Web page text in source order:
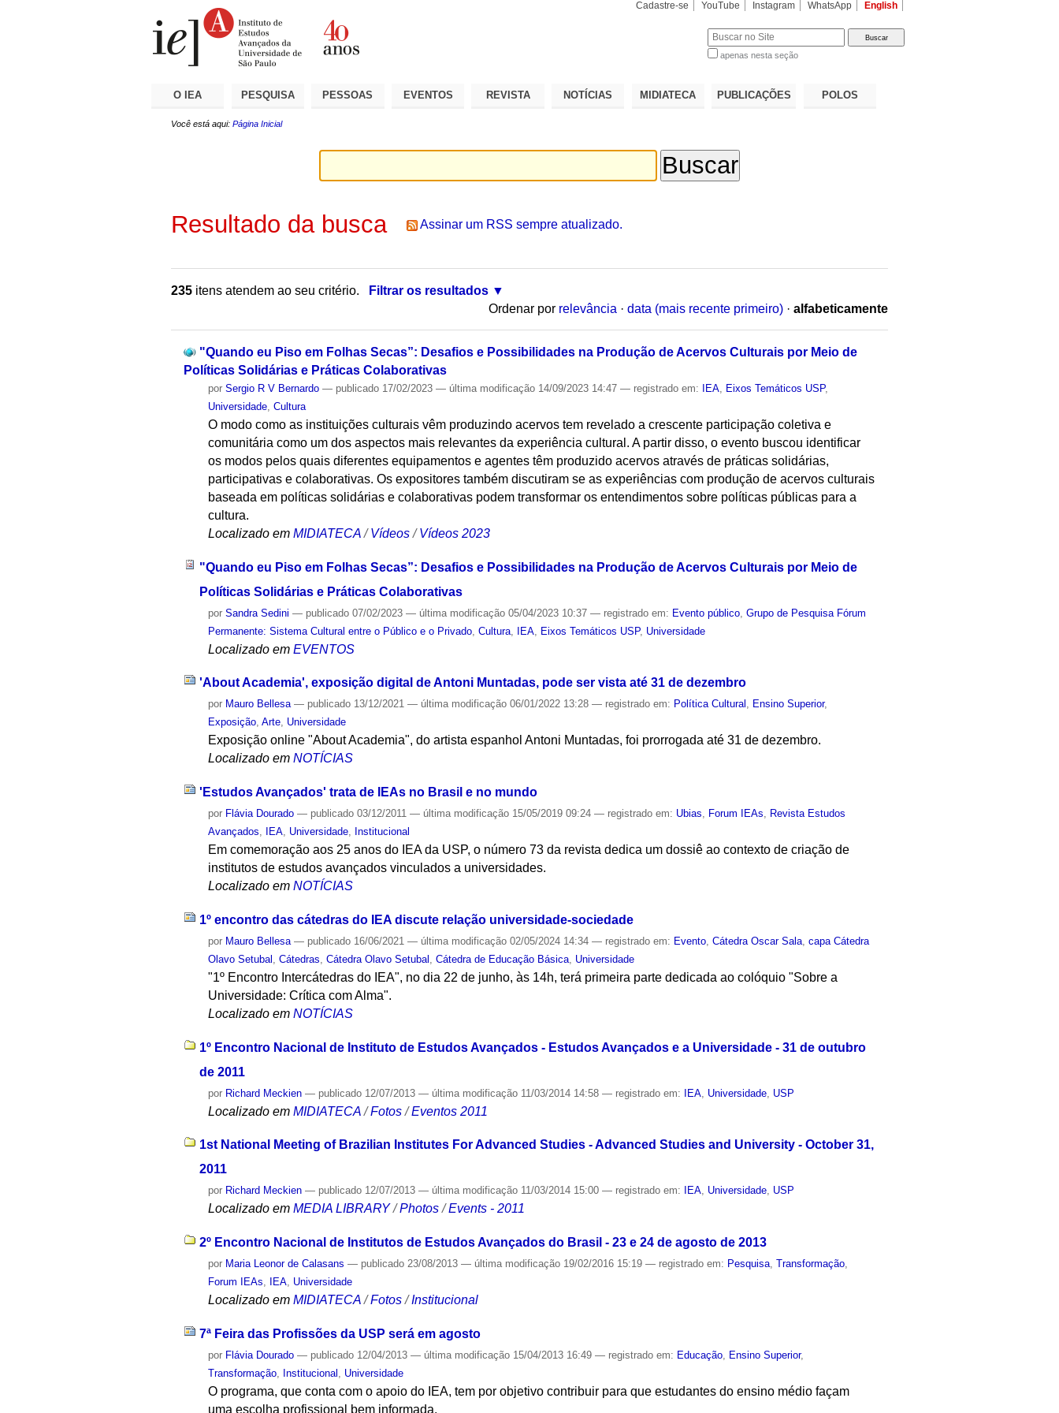
Cadastre-se YouTube Instagram WhatsApp English
apenas nesta seção
O IEA PESQUISA PESSOAS EVENTOS REVISTA NOTÍCIAS MIDIATECA PUBLICAÇÕES POLOS
Você está aqui: Página Inicial
Resultado da busca Assinar um RSS sempre atualizado.
235 itens atendem ao seu critério.
Filtrar os resultados
Ordenar por relevância · data (mais recente primeiro) · alfabeticamente
"Quando eu Piso em Folhas Secas”: Desafios e Possibilidades na Produção de Acervos Culturais por Meio de
Políticas Solidárias e Práticas Colaborativas
porSergio R V Bernardo — publicado 17/02/2023— última modificação 14/09/2023 14:47— registrado em: IEA Eixos Temáticos USP,
Universidade ,Cultura
O modo como as instituições culturais vêm produzindo acervos tem revelado a crescente participação coletiva e
comunitária como um dos aspectos mais relevantes da experiência cultural. A partir disso, o evento buscou identificar
os modos pelos quais diferentes equipamentos e agentes têm produzido acervos através de práticas solidárias,
participativas e colaborativas. Os expositores também discutiram se as experiências com produção de acervos culturais
baseada em políticas solidárias e colaborativas podem transformar os entendimentos sobre políticas públicas para a
cultura.
Localizado em MIDIATECA /Vídeos /Vídeos 2023
"Quando eu Piso em Folhas Secas”: Desafios e Possibilidades na Produção de Acervos Culturais por Meio de
Políticas Solidárias e Práticas Colaborativas
porSandra Sedini — publicado 07/02/2023— última modificação 05/04/2023 10:37— registrado em: Evento público ,Grupo de Pesquisa Fórum
Permanente: Sistema Cultural entre o Público e o Privado ,Cultura IEA Eixos Temáticos USP, Universidade
Localizado em EVENTOS
'About Academia', exposição digital de Antoni Muntadas, pode ser vista até 31 de dezembro
por Mauro Bellesa — publicado 13/12/2021— última modificação 06/01/2022 13:28— registrado em: Política Cultural , Ensino Superior,
Exposição,Arte, Universidade
Exposição online "About Academia", do artista espanhol Antoni Muntadas, foi prorrogada até 31 de dezembro.
Localizado em NOTÍCIAS
'Estudos Avançados' trata de IEAs no Brasil e no mundo
por Flávia Dourado — publicado 03/12/2011— última modificação 15/05/2019 09:24— registrado em: Ubias, Forum IEAs, Revista Estudos
Avançados, IEA, Universidade, Institucional
Em comemoração aos 25 anos do IEA da USP, o número 73 da revista dedica um dossiê ao contexto de criação de
institutos de estudos avançados vinculados a universidades.
Localizado em NOTÍCIAS
1º encontro das cátedras do IEA discute relação universidade-sociedade
por Mauro Bellesa — publicado 16/06/2021— última modificação 02/05/2024 14:34— registrado em: Evento ,Cátedra Oscar Sala ,capa Cátedra
Olavo Setubal
,Cátedras ,Cátedra Olavo Setubal ,Cátedra de Educação Básica Universidade
"1º Encontro Intercátedras do IEA", no dia 22 de junho, às 14h, terá primeira parte dedicada ao colóquio "Sobre a
Universidade: Crítica com Alma".
Localizado em NOTÍCIAS
1º Encontro Nacional de Instituto de Estudos Avançados - Estudos Avançados e a Universidade - 31 de outubro
de 2011
por Richard Meckien — publicado 12/07/2013— última modificação 11/03/2014 14:58— registrado em: IEA Universidade USP
Localizado em MIDIATECA /Fotos /Eventos 2011
1st National Meeting of Brazilian Institutes For Advanced Studies - Advanced Studies and University - October 31,
2011
por Richard Meckien — publicado 12/07/2013— última modificação 11/03/2014 15:00— registrado em: IEA, Universidade, USP
Localizado em MEDIA LIBRARY /Photos /Events - 2011
2º Encontro Nacional de Institutos de Estudos Avançados do Brasil - 23 e 24 de agosto de 2013
por Maria Leonor de Calasans — publicado 23/08/2013— última modificação 19/02/2016 15:19— registrado em: Pesquisa ,Transformação
Forum IEAs
IEA Universidade
Localizado em MIDIATECA /Fotos /Institucional
7ª Feira das Profissões da USP será em agosto
por Flávia Dourado — publicado 12/04/2013— última modificação 15/04/2013 16:49— registrado em: Educação Ensino Superior,
Transformação Institucional Universidade
O programa, que conta com o apoio do IEA, tem por objetivo contribuir para que estudantes do ensino médio façam
uma escolha profissional bem informada.